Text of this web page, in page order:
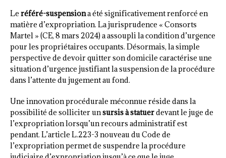
Le référé-suspensiona été significativement renforcé en
matière d’expropriation. La jurisprudence « Consorts
Martel » (CE, 8 mars 2024) a assoupli la condition d’urgence
pour les propriétaires occupants. Désormais, la simple
perspective de devoir quitter son domicile caractérise une
situation d’urgence justifiant la suspension de la procédure
dans l’attente du jugement au fond.
Une innovation procédurale méconnue réside dans la
possibilité de solliciter unsursis à statuerdevant le juge de
l’expropriation lorsqu’un recours administratif est
pendant. L’article L.223-3 nouveau du Code de
l’expropriation permet de suspendre la procédure